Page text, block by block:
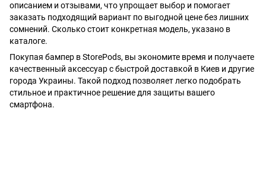
описанием и отзывами, что упрощает выбор и помогает
заказать подходящий вариант по выгодной цене без лишних
сомнений. Сколько стоит конкретная модель, указано в
каталоге.
Покупая бампер в StorePods, вы экономите время и получаете
качественный аксессуар с быстрой доставкой в Киев и другие
города Украины. Такой подход позволяет легко подобрать
стильное и практичное решение для защиты вашего
смартфона.